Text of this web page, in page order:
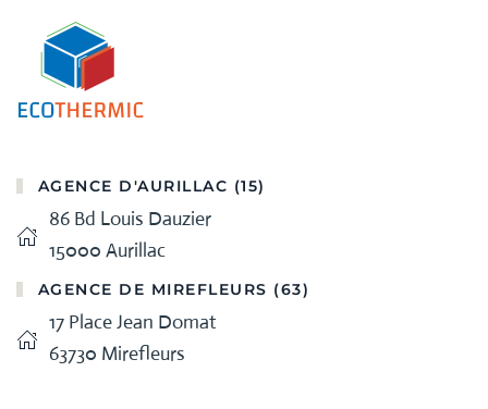
AGENCE D'AURILLAC (15)
86 Bd Louis Dauzier
15000 Aurillac
AGENCE DE MIREFLEURS (63)
17 Place Jean Domat
63730 Mirefleurs